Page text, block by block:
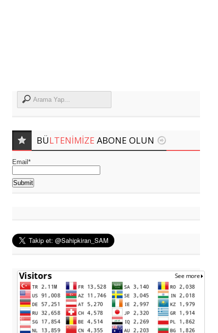
BÜLTENIMIZE ABONE OLUN
Email*